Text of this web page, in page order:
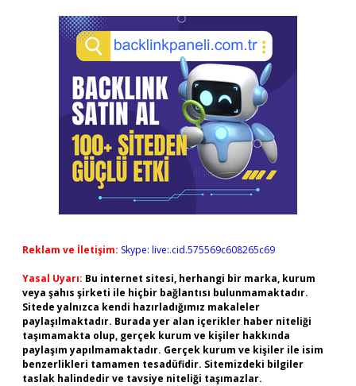
Reklam ve İletişim: Skype: live:.cid.575569c608265c69
Yasal Uyarı: Bu internet sitesi, herhangi bir marka, kurum
veya şahıs şirketi ile hiçbir bağlantısı bulunmamaktadır.
Sitede yalnızca kendi hazırladığımız makaleler
paylaşılmaktadır. Burada yer alan içerikler haber niteliği
taşımamakta olup, gerçek kurum ve kişiler hakkında
paylaşım yapılmamaktadır. Gerçek kurum ve kişiler ile isim
benzerlikleri tamamen tesadüfidir. Sitemizdeki bilgiler
taslak halindedir ve tavsiye niteliği taşımazlar.